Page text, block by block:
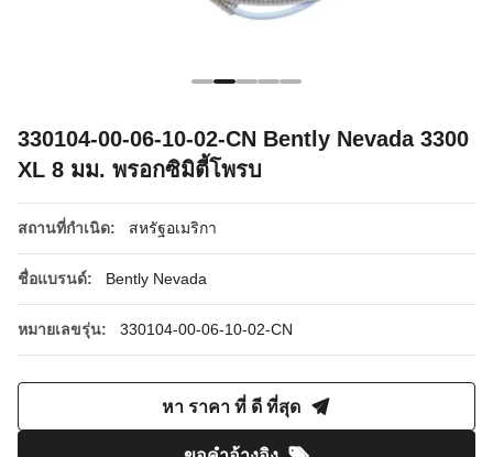
330104-00-06-10-02-CN Bently Nevada 3300
XL 8 มม. พรอกซิมิตี้โพรบ
สถานที่กำเนิด: สหรัฐอเมริกา
ชื่อแบรนด์: Bently Nevada
หมายเลขรุ่น: 330104-00-06-10-02-CN
หา ราคา ที่ ดี ที่สุด